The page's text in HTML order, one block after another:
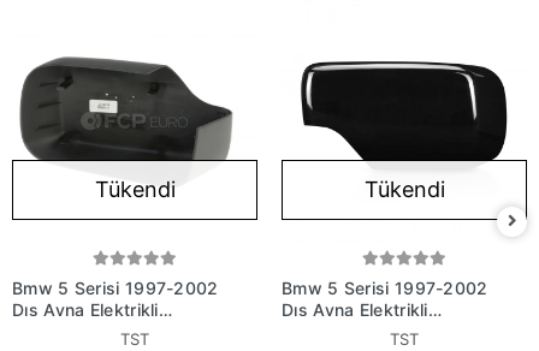
Tükendi
Bmw 5 Serisi 1997-2002
Dış Ayna Elektrikli
Isıtmalı Sağ (Oem No:
TST
Tükendi
Bmw 5 Serisi 1997-2002
Dış Ayna Elektrikli
Isıtmalı Sol (Oem No:
TST